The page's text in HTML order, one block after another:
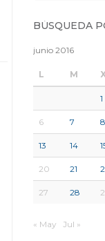
BÚSQUEDA
junio 2016
L M
1
6 7 8
13 14
20 21
27 28
« May Jul »